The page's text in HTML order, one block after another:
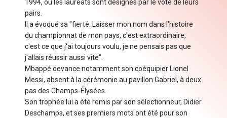
1994, où les lauréats sont désignés par le vote de leurs
pairs.
Il a évoqué sa "fierté. Laisser mon nom dans l'histoire
du championnat de mon pays, c'est extraordinaire,
c'est ce que j'ai toujours voulu, je ne pensais pas que
j'allais réussir aussi vite".
Mbappé devance notamment son coéquipier Lionel
Messi, absent à la cérémonie au pavillon Gabriel, à deux
pas des Champs-Élysées.
Son trophée lui a été remis par son sélectionneur, Didier
Deschamps, et ses premiers mots ont été pour son